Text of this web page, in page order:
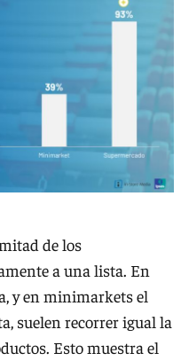
de los
a una lista. En
y en minimarkets el
suelen recorrer igual la
Esto muestra el